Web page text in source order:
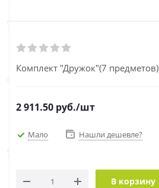
Комплект "Дружок"(7 предметов)
2 911.50 руб./шт
Мало Нашли дешевле?
В корзину